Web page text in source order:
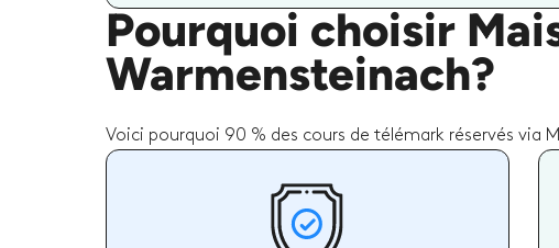
Pourquoi choisir
Warmensteinach?
Voici pourquoi 90 % des cours de télémark réservés via